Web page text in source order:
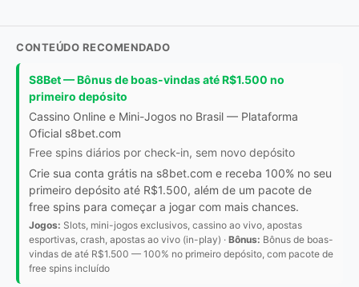
CONTEÚDO RECOMENDADO
S8Bet — Bônus de boas-vindas até R$1.500 no
primeiro depósito
Cassino Online e Mini-Jogos no Brasil — Plataforma
Oficial s8bet.com
Free spins diários por check-in, sem novo depósito
Crie sua conta grátis na s8bet.com e receba 100% no seu
primeiro depósito até R$1.500, além de um pacote de
free spins para começar a jogar com mais chances.
Jogos: Slots, mini-jogos exclusivos, cassino ao vivo, apostas
esportivas, crash, apostas ao vivo (in-play) · Bônus: Bônus de boas-
vindas de até R$1.500 — 100% no primeiro depósito, com pacote de
free spins incluído